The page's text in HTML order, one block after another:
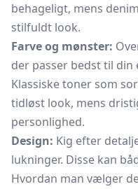
behageligt, mens
stilfuldt look.
Farve og mønster:
der passer bedst til
Klassiske toner som
tidløst look, mens
personlighed.
Design: Kig efter
lukninger. Disse kan
Hvordan man vælger